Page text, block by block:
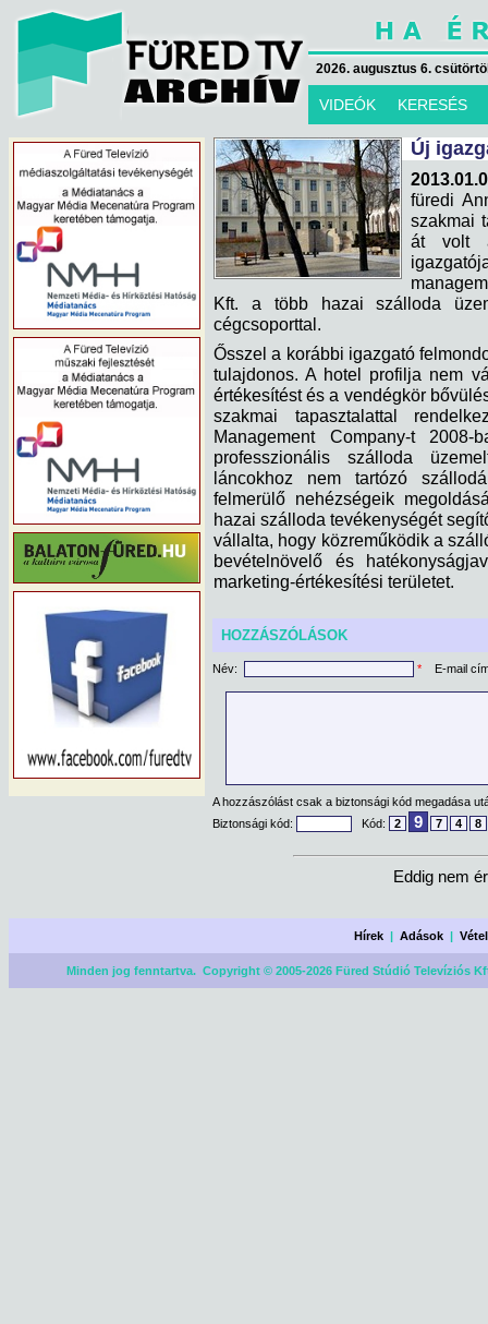
2026. augusztus 6.
VIDEÓK KERESÉS
Új
füredi
szakmai
át volt
Kft. a több hazai szálloda
cégcsoporttal.
Ősszel a korábbi igazgató
tulajdonos. A hotel profilja nem
értékesítést és a vendégkör
szakmai tapasztalattal
Management Company-t
professzionális szálloda
láncokhoz nem tartózó
felmerülő nehézségeik
hazai szálloda tevékenységét
vállalta, hogy közreműködik a
bevételnövelő és
marketing-értékesítési területet.
HOZZÁSZÓLÁSOK
Név: * E-mail
A hozzászólást csak a biztonsági kód megadása
Biztonsági kód:
Kód: 2 9 7 4 8
Eddig nem
Hírek |Adások |
Minden jog fenntartva. Copyright © 2005-2026 Füred Stúdió Televíziós